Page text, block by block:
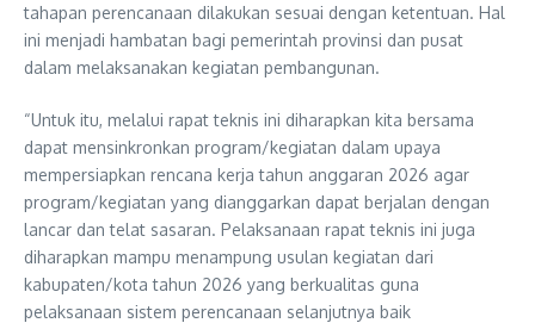
tahapan perencanaan dilakukan sesuai dengan ketentuan. Hal
ini menjadi hambatan bagi pemerintah provinsi dan pusat
dalam melaksanakan kegiatan pembangunan.
“Untuk itu, melalui rapat teknis ini diharapkan kita bersama
dapat mensinkronkan program/kegiatan dalam upaya
mempersiapkan rencana kerja tahun anggaran 2026 agar
program/kegiatan yang dianggarkan dapat berjalan dengan
lancar dan telat sasaran. Pelaksanaan rapat teknis ini juga
diharapkan mampu menampung usulan kegiatan dari
kabupaten/kota tahun 2026 yang berkualitas guna
pelaksanaan sistem perencanaan selanjutnya baik